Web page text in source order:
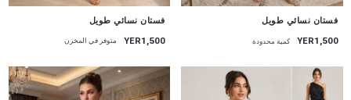
فستان نسائي طويل
YER1,500 كمية محدودة
فستان نسائي طويل
YER1,500 متوفر في المخزن